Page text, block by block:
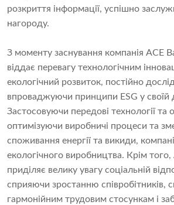
розкриття інформації, успішно
нагороду.
З моменту заснування компанія ACE
віддає перевагу технологічним
екологічний розвиток, постійно
впроваджуючи принципи ESG у своїй
Застосовуючи передові технології та
оптимізуючи виробничі процеси та
споживання енергії та викиди,
екологічного виробництва. Крім
приділяє велику увагу соціальній
сприяючи зростанню співробітників,
гармонійним трудовим стосункам і